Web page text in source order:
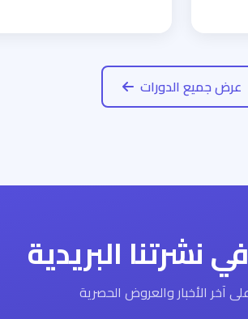
عرض جميع الدورات
نشرتنا البريدية
آخر الأخبار والعروض الحصرية